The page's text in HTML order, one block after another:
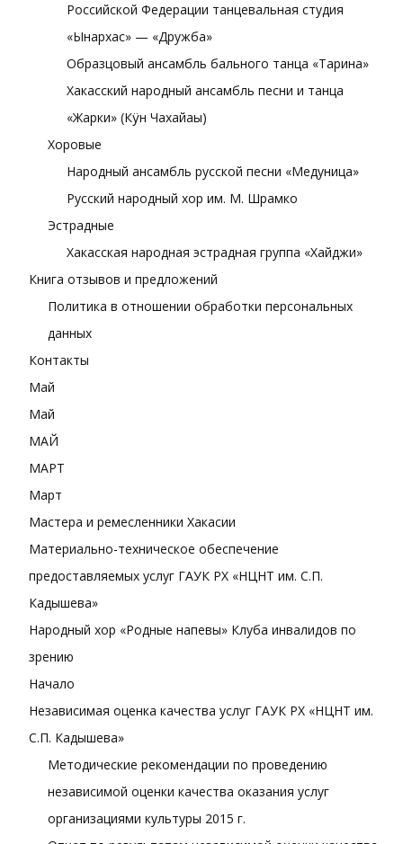
Российской Федерации танцевальная студия
«Ынархас» — «Дружба»
Образцовый ансамбль бального танца «Тарина»
Хакасский народный ансамбль песни и танца
«Жарки» (Кÿн Чахайағы)
Хоровые
Народный ансамбль русской песни «Медуница»
Русский народный хор им. М. Шрамко
Эстрадные
Хакасская народная эстрадная группа «Хайджи»
Книга отзывов и предложений
Политика в отношении обработки персональных
данных
Контакты
Май
Май
МАЙ
МАРТ
Март
Мастера и ремесленники Хакасии
Материально-техническое обеспечение
предоставляемых услуг ГАУК РХ «НЦНТ им. С.П.
Кадышева»
Народный хор «Родные напевы» Клуба инвалидов по
зрению
Начало
Независимая оценка качества услуг ГАУК РХ «НЦНТ им.
С.П. Кадышева»
Методические рекомендации по проведению
независимой оценки качества оказания услуг
организациями культуры 2015 г.